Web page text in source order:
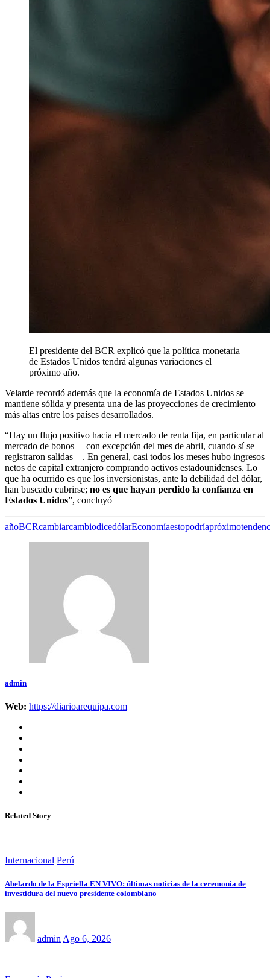
El presidente del BCR explicó que la política monetaria
de Estados Unidos tendrá algunas variaciones el
próximo año.
Velarde recordó además que la economía de Estados Unidos se
mantiene sólida y presenta una de las proyecciones de crecimiento
más altas entre los países desarrollados.
“Hay un flujo positivo hacia el mercado de renta fija, en particular al
mercado de bonos —con excepción del mes de abril, cuando sí se
registraron salidas—. En general, casi todos los meses hubo ingresos
netos de capital extranjero comprando activos estadounidenses. Lo
que ha ocurrido es que los inversionistas, ante la debilidad del dólar,
han buscado cubrirse; no es que hayan perdido la confianza en
Estados Unidos”, concluyó
añoBCRcambiarcambiodicedólarEconomíaestopodríapróximo
admin
Web: https://diarioarequipa.com
Related Story
Internacional Perú
Abelardo de la Espriella EN VIVO: últimas noticias de la ceremonia de
investidura del nuevo presidente colombiano
admin Ago 6, 2026